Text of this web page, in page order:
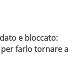
e bloccato:
farlo tornare a